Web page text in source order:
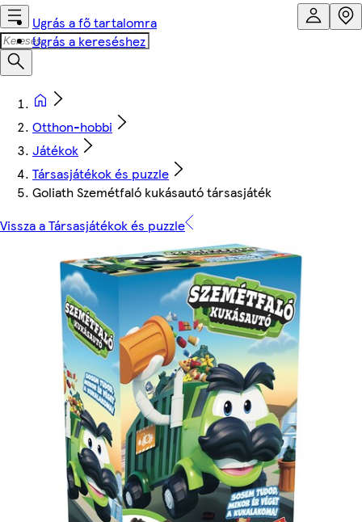
Ugrás a fő tartalomra
Ugrás a kereséshez
Otthon-hobbi
Játékok
Társasjátékok és puzzle
Goliath Szemétfaló kukásautó társasjáték
Vissza a Társasjátékok és puzzle